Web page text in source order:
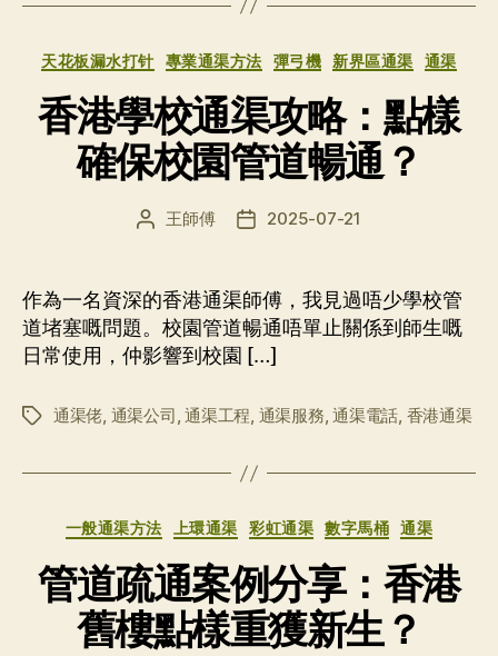
分
天花板漏水打针 專業通渠方法 彈弓機 新界區通渠 通渠
香港學校通渠攻略：點樣
確保校園管道暢通？
文
者
王師傅
发
期
2025-07-21
作為一名資深的香港通渠師傅，我見過唔少學校管
道堵塞嘅問題。校園管道暢通唔單止關係到師生嘅
日常使用，仲影響到校園 […]
标
通渠佬, 通渠公司,通渠工程, 通渠服務,通渠電話, 香港通渠
分
一般通渠方法 上環通渠 彩虹通渠 數字馬桶 通渠
管道疏通案例分享：香港
舊樓點樣重獲新生？